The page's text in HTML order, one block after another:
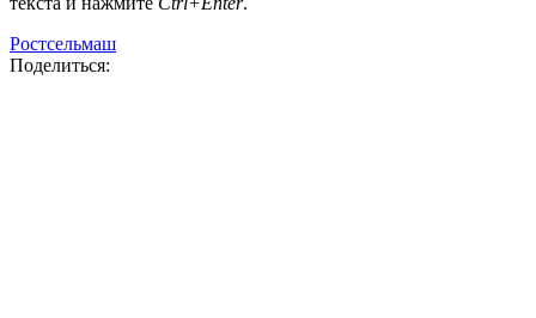
Ростсельмаш
Поделиться: